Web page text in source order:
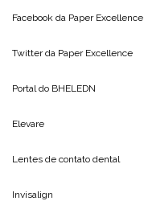
Facebook da Paper Excellence
Twitter da Paper Excellence
Portal do BHELEDN
Elevare
Lentes de contato dental
Invisalign